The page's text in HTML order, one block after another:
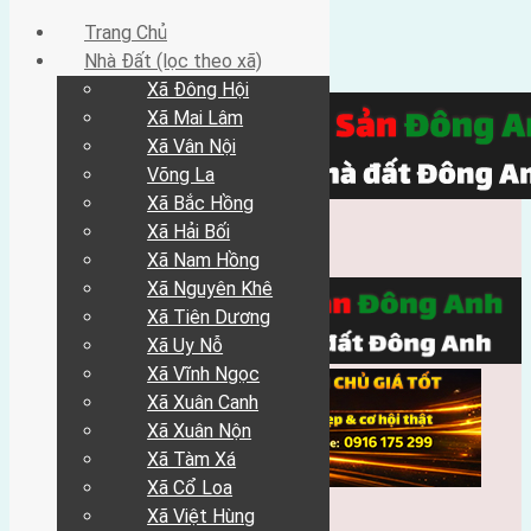
Trang Chủ
Trang Chủ
Nhà Đất (lọc theo xã)
Xã Đông Hội
Xã Mai Lâm
Xã Vân Nội
Võng La
Xã Bắc Hồng
Xã Hải Bối
Xã Nam Hồng
Xã Nguyên Khê
Xã Tiên Dương
Xã Uy Nỗ
Xã Vĩnh Ngọc
Xã Xuân Canh
Xã Xuân Nộn
Xã Tàm Xá
Xã Cổ Loa
Xã Việt Hùng